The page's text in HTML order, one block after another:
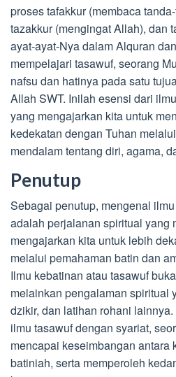
proses tafakkur (membaca
tazakkur (mengingat Allah), dan
ayat-ayat-Nya dalam Alquran
mempelajari tasawuf, seorang
nafsu dan hatinya pada satu
Allah SWT. Inilah esensi dari
yang mengajarkan kita untuk
kedekatan dengan Tuhan
mendalam tentang diri, agama,
Penutup
Sebagai penutup, mengenal
adalah perjalanan spiritual yang
mengajarkan kita untuk lebih
melalui pemahaman batin dan
Ilmu kebatinan atau tasawuf
melainkan pengalaman spiritual
dzikir, dan latihan rohani
ilmu tasawuf dengan syariat,
mencapai keseimbangan antara
batiniah, serta memperoleh